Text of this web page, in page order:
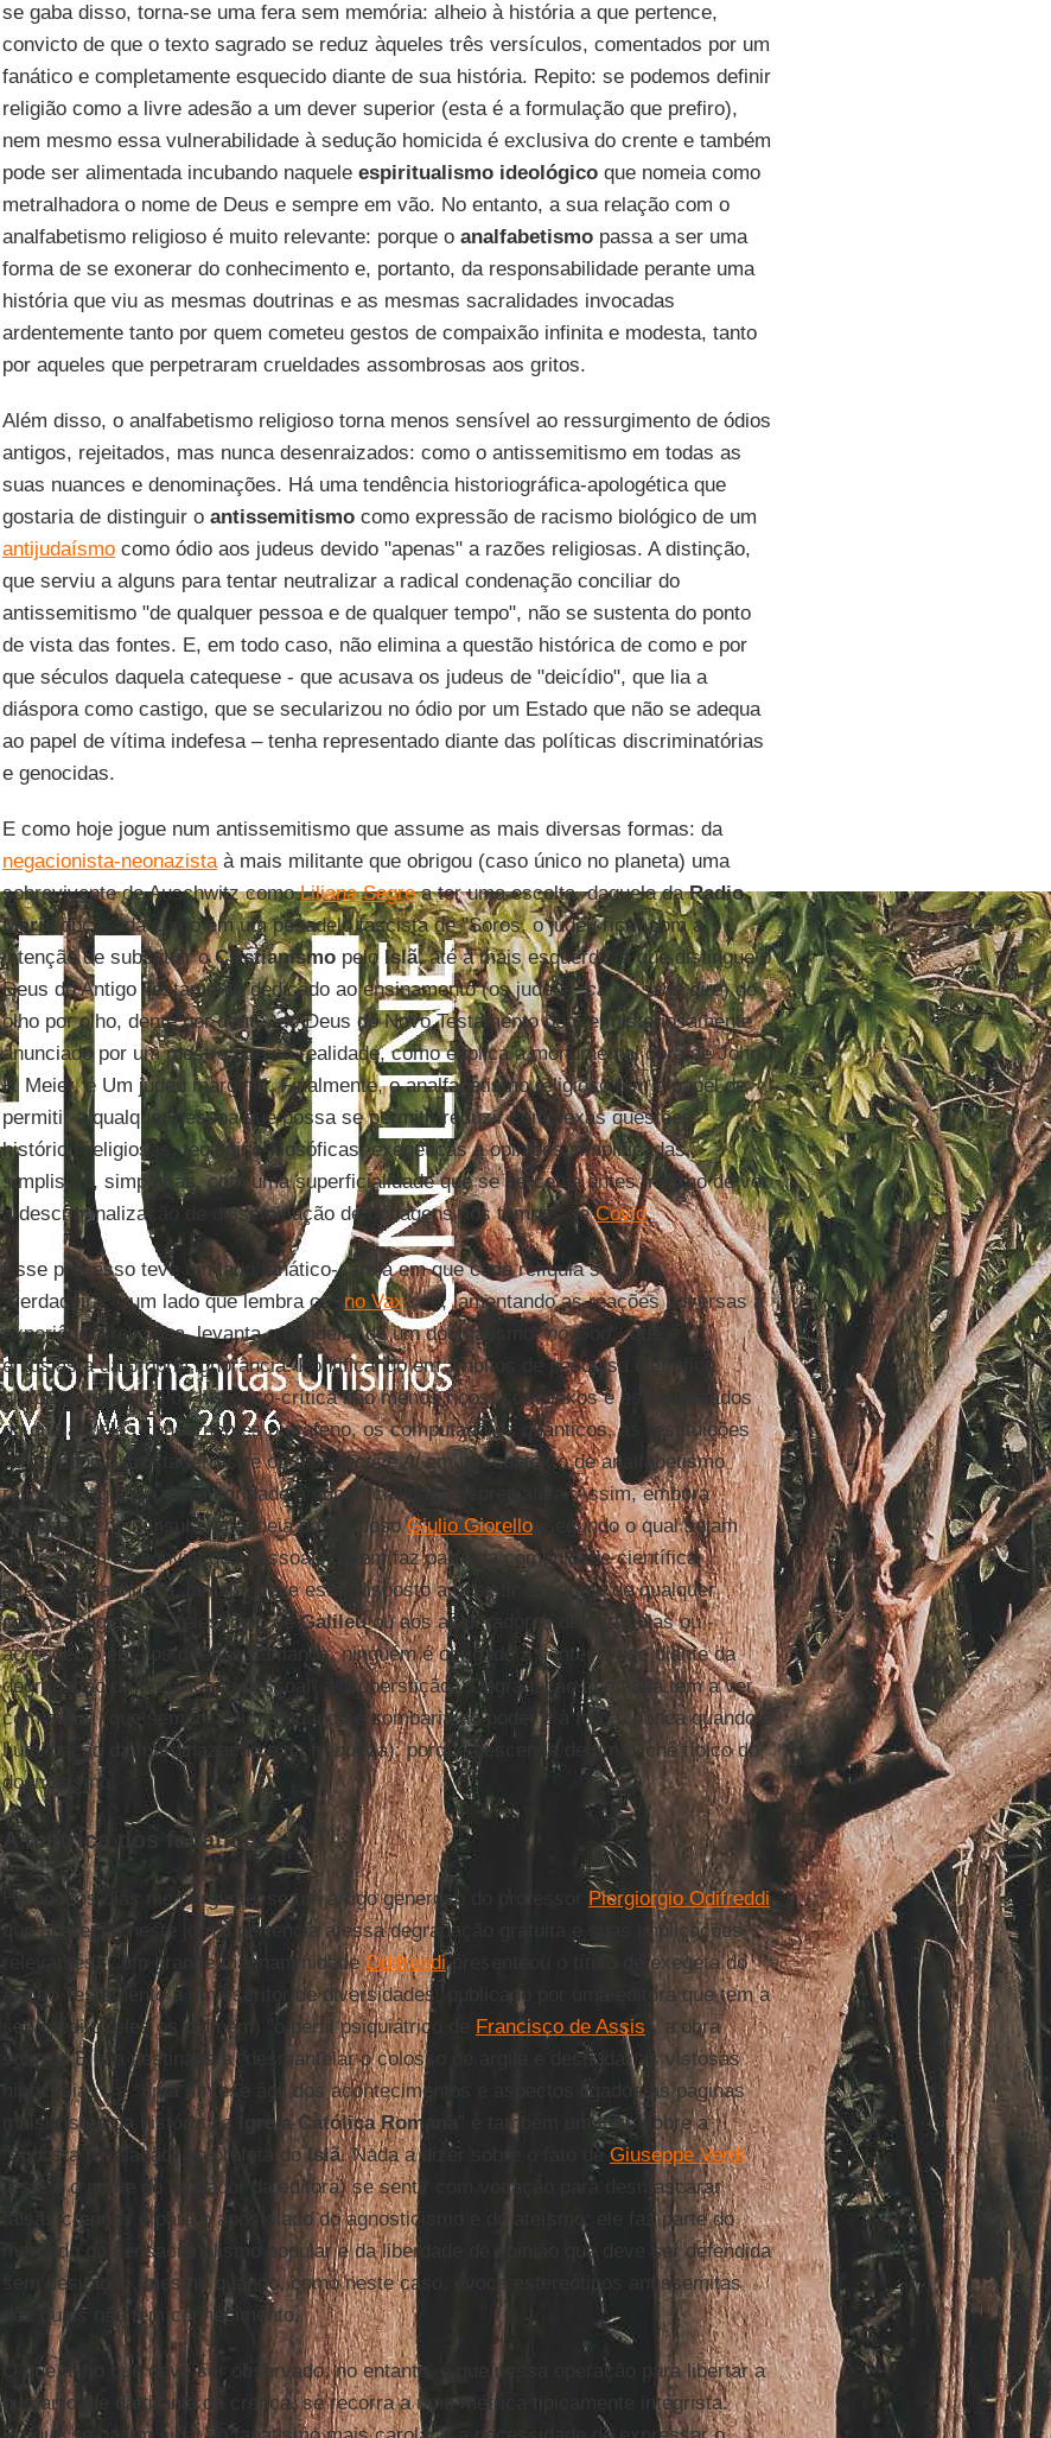
se gaba disso, torna-se uma fera sem memória: alheio à história a que pertence,
convicto de que o texto sagrado se reduz àqueles três versículos, comentados por um
fanático e completamente esquecido diante de sua história. Repito: se podemos definir
religião como a livre adesão a um dever superior (esta é a formulação que prefiro),
nem mesmo essa vulnerabilidade à sedução homicida é exclusiva do crente e também
pode ser alimentada incubando naquele espiritualismo ideológicoque nomeia como
metralhadora o nome de Deus e sempre em vão. No entanto, a sua relação com o
analfabetismo religioso é muito relevante: porque o analfabetismopassa a ser uma
forma de se exonerar do conhecimento e, portanto, da responsabilidade perante uma
história que viu as mesmas doutrinas e as mesmas sacralidades invocadas
ardentemente tanto por quem cometeu gestos de compaixão infinita e modesta, tanto
por aqueles que perpetraram crueldades assombrosas aos gritos.
Além disso, o analfabetismo religioso torna menos sensível ao ressurgimento de ódios
antigos, rejeitados, mas nunca desenraizados: como o antissemitismo em todas as
suas nuances e denominações. Há uma tendência historiográfica-apologética que
gostaria de distinguir o antissemitismocomo expressão de racismo biológico de um
antijudaísmocomo ódio aos judeus devido "apenas" a razões religiosas. A distinção,
que serviu a alguns para tentar neutralizar a radical condenação conciliar do
antissemitismo "de qualquer pessoa e de qualquer tempo", não se sustenta do ponto
de vista das fontes. E, em todo caso, não elimina a questão histórica de como e por
que séculos daquela catequese - que acusava os judeus de "deicídio", que lia a
diáspora como castigo, que se secularizou no ódio por um Estado que não se adequa
ao papel de vítima indefesa – tenha representado diante das políticas discriminatórias
e genocidas.
E como hoje jogue num antissemitismo que assume as mais diversas formas: da
negacionista-neonazistaà mais militante que obrigou (caso único no planeta) uma
sobrevivente de Auschwitz comoLiliana Segrea ter uma escolta, daquela daRadio
Maria obcecada como em um pesadelo fascista de "Soros, o judeu rico" com a
intenção de substituir oCristianismopelo Islã, até a mais esquerdista que distingue o
Deus do Antigo Testamento dedicado ao ensinamento (os judeus,ça va sans dire) do
olho por olho, dente por dente, do Deus do Novo Testamento bom e misteriosamente
anunciado por um mestre que na realidade, como explica a monumental obra de John
P. Meier, é Um judeu marginal. Finalmente, o analfabetismo religioso tem o papel de
permitir a qualquer pessoa que possa se permitir reduzir complexas questões
histórico-religiosas, teológico-filosóficas, exegéticas a opiniões simplificadas,
simplistas, simplórias, com uma superficialidade que se percebia antes mesmo de ver
a descriminalização de disseminação de bobagens nos tempos deCovid.
Esse processo teve um lado fanático-carola em que cada relíquia se torna
"verdadeira" - um lado que lembra os " no Vax" - e, lamentando as reações adversas à
experiência religiosa, levanta a bandeira de um dogmatismo "no God
", que é
entusiasta da própria ignorância. Pontificando em âmbitos de pesquisa científica
histórico-teológica ou histórico-crítica não menos ricos, complexos e especializados
do que aqueles concernentes o grafeno, os computadores quânticos, as restituições
de carbono à crosta terrestre ou apredictive Alem um contexto de analfabetismo
religioso significa dar autoridade à superficialidade depreciativa. Assim, embora
ninguém ache censurável a ideia do saudosoGiulio Giorello, segundo o qual sejam
quais forem as convicções pessoais, quem faz parte da comunidade científica
internacional nunca, jamais, deve estar disposto a desistir em nome de qualquer
crença religiosa ao telescópio deGalileuou aos aceleradores de partículas ou -
acrescento eu – os direitos humanos, ninguém é obrigado a conter o riso diante da
degradação da "convicção pessoal" a "superstição". Degradação que nada tem a ver
com sátira (que sempre é lícita quando é zombaria ao poder e à força, nunca quando é
humilhação da marginazação e da fraqueza): porque descende de um clichê típico do
dogmatismo.
A métrica dos fanáticos
Há poucos dias me perguntei se um artigo generoso do professor Piergiorgio Odifreddi
que apareceu neste jornal pertencia a essa degradação gratuita e suas implicações
relevantes. Com grande magnanimidadeOdifreddipresenteou o título de exegeta do
Antigo Testamento a um escritor de diversidades, publicado por uma editora que tem a
seu crédito (eles os definem) "o perfil psiquiátrico de Francisco de Assis ", a obra
sobre a Bíblia destinada a “desmantelar o colosso de argila e desnudar as vistosas
hipocrisias”, e “uma síntese ágil dos acontecimentos e aspectos ligados às páginas
mais tristes da história da
Igreja Católica Romana
” e também um livro sobre a
“suposta revelação” ao profeta doIslã. Nada a dizer sobre o fato de Giuseppe Verdi
(este é o nome do fundador da editora) se sentir com vocação para desmascarar
falsas crenças e para o apostolado do agnosticismo e do ateísmo: ele faz parte do
mercado do sensacionalismo popular e da liberdade de opinião que deve ser defendida
sem hesitação, mesmo quando, como neste caso, evoca estereótipos antissemitas
dos quais não tem conhecimento.
O que acho que deve ser observado, no entanto, é que nessa operação para libertar a
humanidade da tirania da crença, se recorra a uma métrica tipicamente integrista.